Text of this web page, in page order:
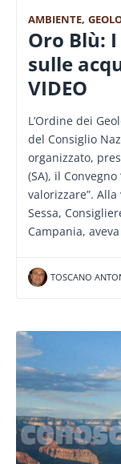
AMBIENTE,
Oro Blù:
sulle
VIDEO
L’Ordine dei
del Consiglio
organizzato,
(SA), il
valorizzare”.
Sessa,
Campania,
TOSCANO